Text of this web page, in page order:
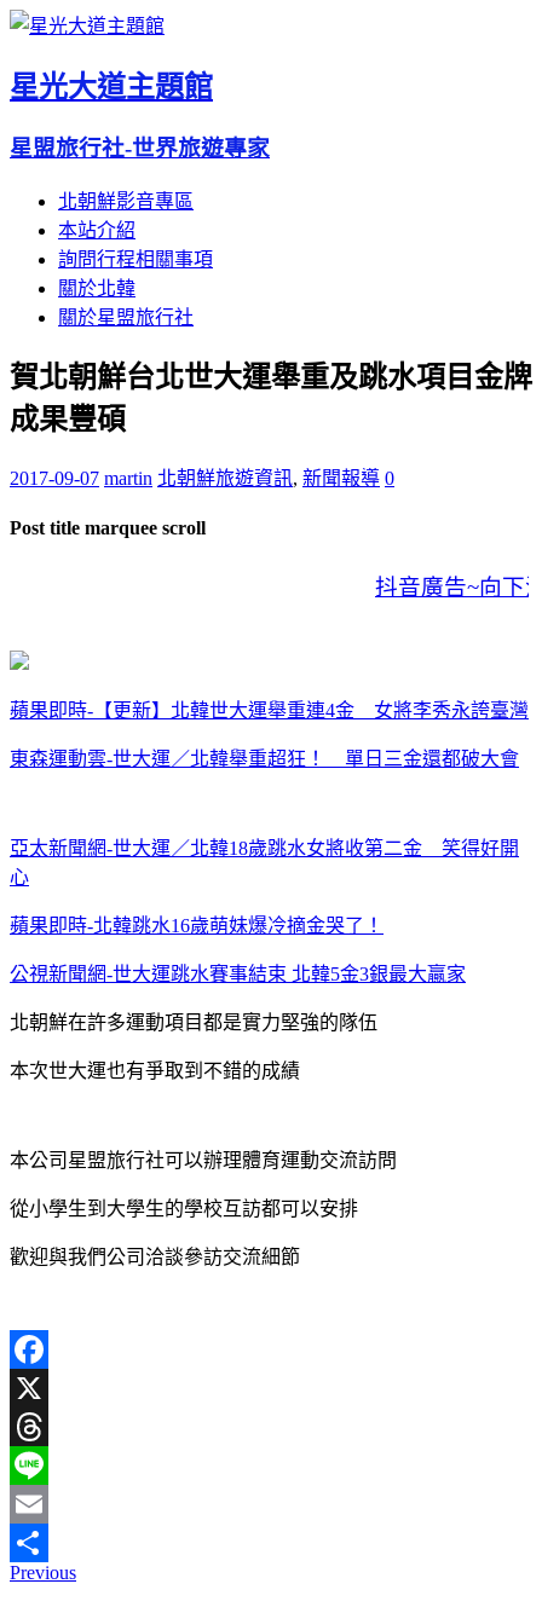
星光大道主題館
星盟旅行社-世界旅遊專家
北朝鮮影音專區
本站介紹
詢問行程相關事項
關於北韓
關於星盟旅行社
賀北朝鮮台北世大運舉重及跳水項目金牌
成果豐碩
2017-09-07 martin 北朝鮮旅遊資訊, 新聞報導 0
Post title marquee scroll
抖音廣告~向下
蘋果即時-【更新】北韓世大運舉重連4金 女將李秀永誇臺灣
東森運動雲-世大運／北韓舉重超狂！ 單日三金還都破大會
亞太新聞網-世大運／北韓18歲跳水女將收第二金 笑得好開
心
蘋果即時-北韓跳水16歲萌妹爆冷摘金哭了！
公視新聞網-世大運跳水賽事結束 北韓5金3銀最大贏家
北朝鮮在許多運動項目都是實力堅強的隊伍
本次世大運也有爭取到不錯的成績
本公司星盟旅行社可以辦理體育運動交流訪問
從小學生到大學生的學校互訪都可以安排
歡迎與我們公司洽談參訪交流細節
Facebook
X
Threads
Line
Email
分
Previous